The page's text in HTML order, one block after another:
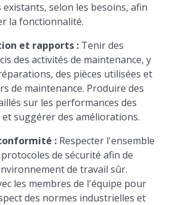
existants, selon les besoins, afin
la fonctionnalité.
et rapports : Tenir des
des activités de maintenance, y
des pièces utilisées et
de maintenance. Produire des
sur les performances des
suggérer des améliorations.
: Respecter l'ensemble
de sécurité afin de
de travail sûr.
les membres de l'équipe pour
des normes industrielles et